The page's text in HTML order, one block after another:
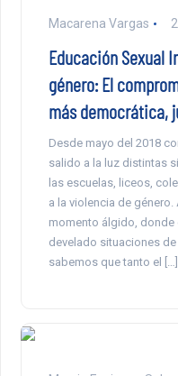
Macarena Vargas
Educación Sexual
género: El
más democrática,
Desde mayo del 2018
salido a la luz distintas
las escuelas, liceos,
a la violencia de
momento álgido,
develado situaciones
sabemos que tanto el […]